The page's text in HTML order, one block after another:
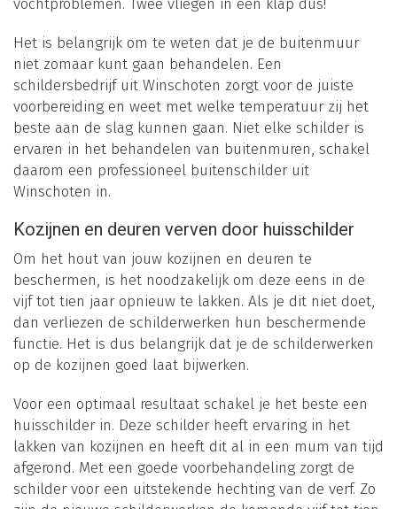
vochtproblemen. Twee vliegen in één klap dus!
Het is belangrijk om te weten dat je de buitenmuur
niet zomaar kunt gaan behandelen. Een
schildersbedrijf uit Winschoten zorgt voor de juiste
voorbereiding en weet met welke temperatuur zij het
beste aan de slag kunnen gaan. Niet elke schilder is
ervaren in het behandelen van buitenmuren, schakel
daarom een professioneel buitenschilder uit
Winschoten in.
Kozijnen en deuren verven door huisschilder
Om het hout van jouw kozijnen en deuren te
beschermen, is het noodzakelijk om deze eens in de
vijf tot tien jaar opnieuw te lakken. Als je dit niet doet,
dan verliezen de schilderwerken hun beschermende
functie. Het is dus belangrijk dat je de schilderwerken
op de kozijnen goed laat bijwerken.
Voor een optimaal resultaat schakel je het beste een
huisschilder in. Deze schilder heeft ervaring in het
lakken van kozijnen en heeft dit al in een mum van tijd
afgerond. Met een goede voorbehandeling zorgt de
schilder voor een uitstekende hechting van de verf. Zo